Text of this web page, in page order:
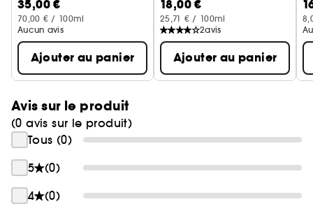
35,00 €
70,00 € / 100ml
Aucun avis
Ajouter au panier
18,00 €
25,71 € / 100ml
2avis
Ajouter au panier
Avis sur le produit
(0 avis sur le produit)
Tous (0)
5
(0)
4
(0)